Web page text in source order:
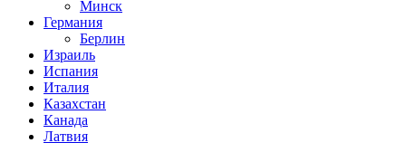
Минск
Германия
Берлин
Израиль
Испания
Италия
Казахстан
Канада
Латвия